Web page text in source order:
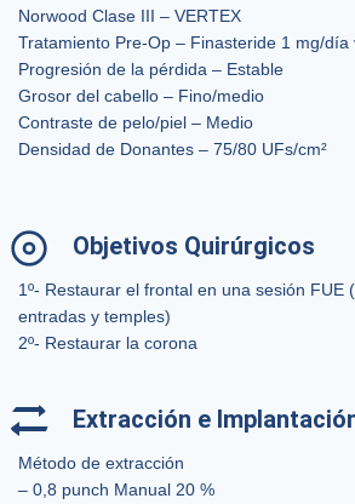
Norwood Clase III – VERTEX
Tratamiento Pre-Op – Finasteride 1 mg/día
Progresión de la pérdida – Estable
Grosor del cabello – Fino/medio
Contraste de pelo/piel – Medio
Densidad de Donantes – 75/80 UFs/cm²
Objetivos Quirúrgicos
1º- Restaurar el frontal en una sesión FUE
entradas y temples)
2º- Restaurar la corona
Extracción e
Método de extracción
– 0,8 punch Manual 20 %